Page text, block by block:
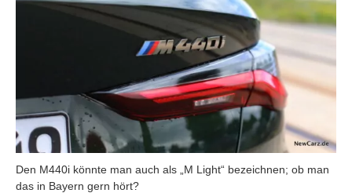
Den M440i könnte man auch als „M Light“ bezeichnen; ob man
das in Bayern gern hört?